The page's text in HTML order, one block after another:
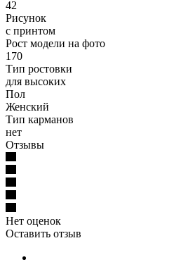
42
Рисунок
с принтом
Рост модели на фото
170
Тип ростовки
для высоких
Пол
Женский
Тип карманов
нет
Отзывы
Нет оценок
Оставить отзыв